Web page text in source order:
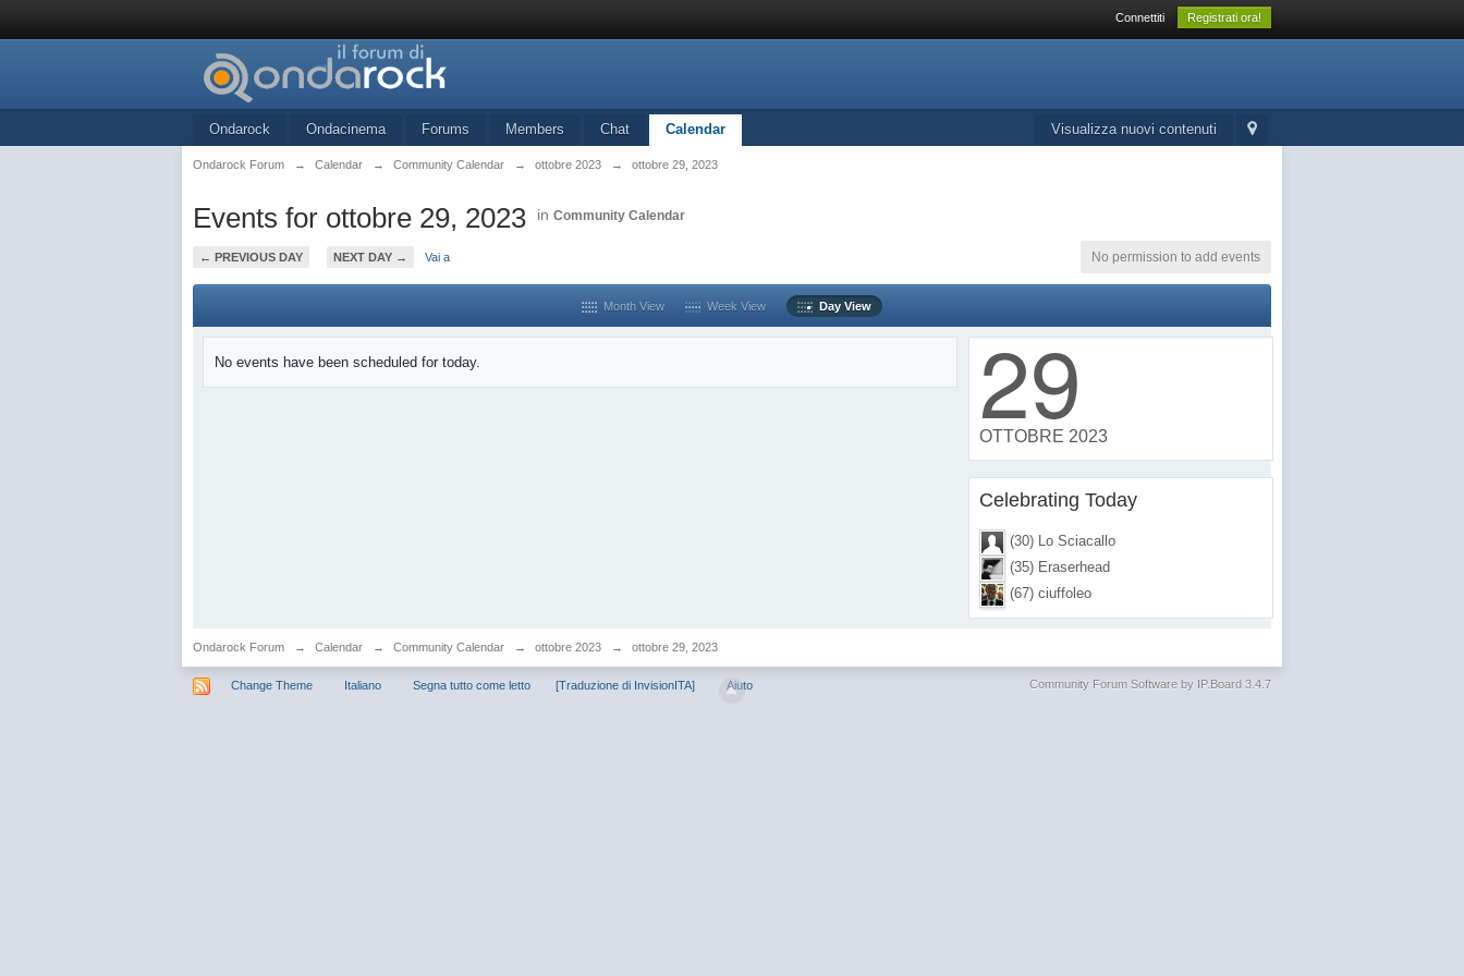
Connettiti Registrati ora!
Visualizza nuovi contenuti
Ondarock Ondacinema Forums Members Chat Calendar
Ondarock Forum → Calendar → Community Calendar → ottobre 2023 → ottobre 29, 2023
Events for ottobre 29, 2023 in Community Calendar
← PREVIOUS DAY NEXT DAY → Vai a No permission to add events
Month View Week View Day View
No events have been scheduled for today. 29
OTTOBRE 2023
Celebrating Today
(30) Lo Sciacallo
(35) Eraserhead
(67) ciuffoleo
Ondarock Forum → Calendar → Community Calendar → ottobre 2023 → ottobre 29, 2023
Change Theme Italiano Segna tutto come letto [Traduzione di InvisionITA] Aiuto Community Forum Software by IP.Board 3.4.7